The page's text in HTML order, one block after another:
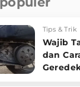
Tips & Trik
Wajib
dan